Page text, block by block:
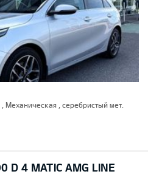
Механическая , серебристый мет.
D 4 MATIC AMG LINE